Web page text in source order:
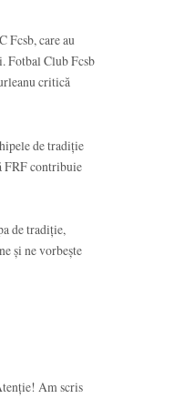
Fcsb, care au
Fotbal Club Fcsb
critică
de tradiție
FRF contribuie
de tradiție,
și ne vorbește
Am scris